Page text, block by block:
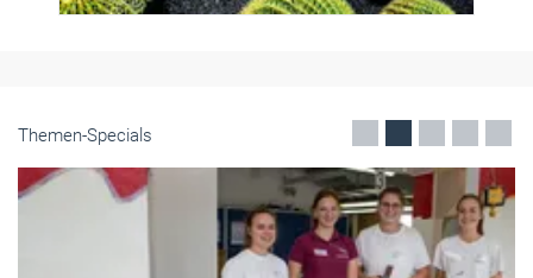
Themen-Specials